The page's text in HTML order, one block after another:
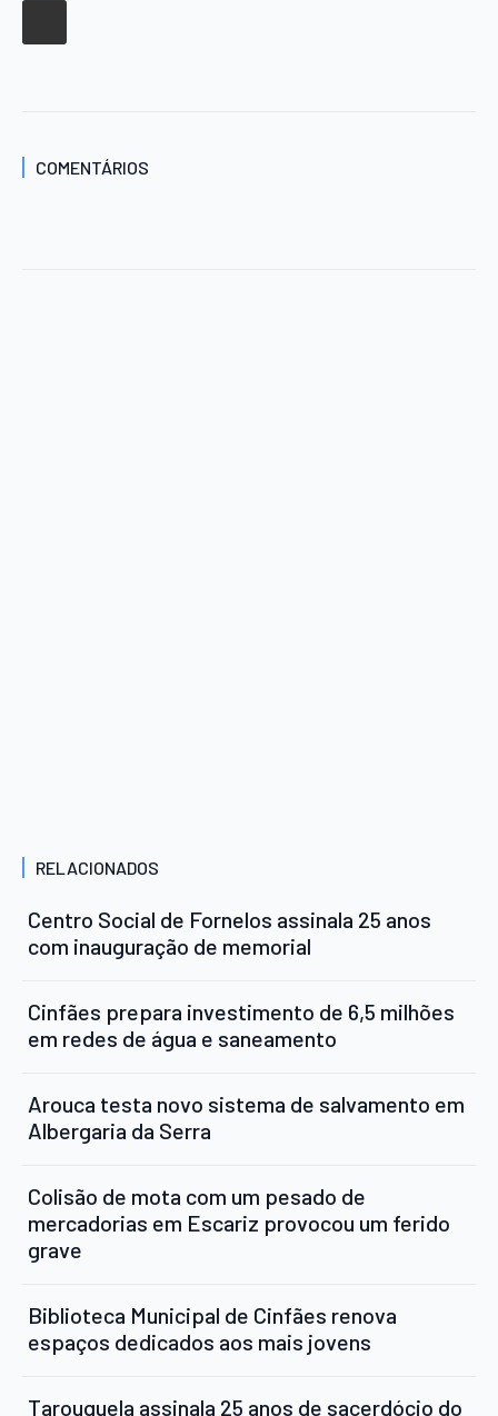
COMENTÁRIOS
RELACIONADOS
Centro Social de Fornelos assinala 25 anos
com inauguração de memorial
Cinfães prepara investimento de 6,5 milhões
em redes de água e saneamento
Arouca testa novo sistema de salvamento em
Albergaria da Serra
Colisão de mota com um pesado de
mercadorias em Escariz provocou um ferido
grave
Biblioteca Municipal de Cinfães renova
espaços dedicados aos mais jovens
Tarouquela assinala 25 anos de sacerdócio do